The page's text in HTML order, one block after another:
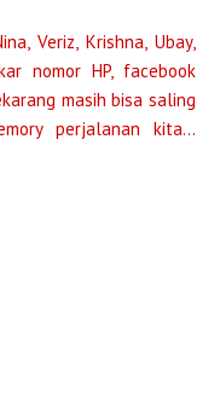
Veriz, Krishna, Ubay,
nomor HP, facebook
masih bisa saling
perjalanan kita...